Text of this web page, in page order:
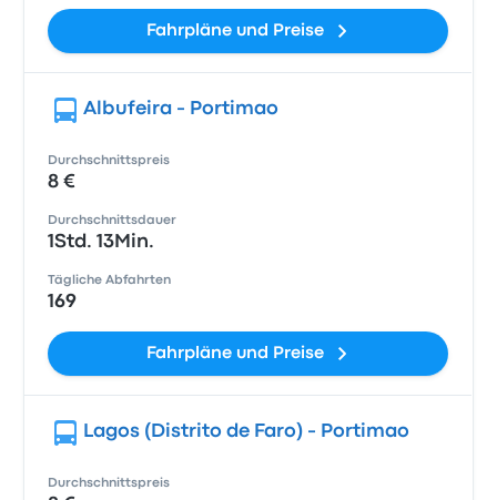
Fahrpläne und Preise
Albufeira - Portimao
Durchschnittspreis
8 €
Durchschnittsdauer
1Std. 13Min.
Tägliche Abfahrten
169
Fahrpläne und Preise
Lagos (Distrito de Faro) - Portimao
Durchschnittspreis